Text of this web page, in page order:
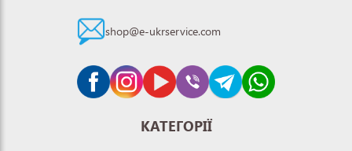
shop@e-ukrservice.com
КАТЕГОРІЇ